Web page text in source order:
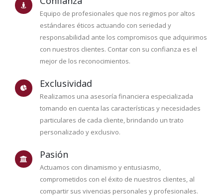
Equipo de profesionales que nos regimos por altos
estándares éticos actuando con seriedad y
responsabilidad ante los compromisos que adquirimos
con nuestros clientes. Contar con su confianza es el
mejor de los reconocimientos.
Exclusividad
Realizamos una asesoría financiera especializada
tomando en cuenta las características y necesidades
particulares de cada cliente, brindando un trato
personalizado y exclusivo.
Pasión
Actuamos con dinamismo y entusiasmo,
comprometidos con el éxito de nuestros clientes, al
compartir sus vivencias personales y profesionales.